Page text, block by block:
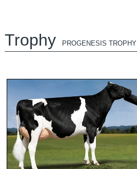
Trophy PROGENESIS TROPHY